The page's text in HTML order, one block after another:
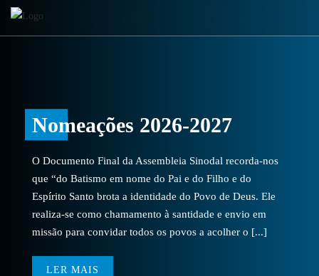
Nomeações 2026-2027
O Documento Final da Assembleia Sinodal recorda-nos
que “do Batismo em nome do Pai e do Filho e do
Espírito Santo brota a identidade do Povo de Deus. Ele
realiza-se como chamamento à santidade e envio em
missão para convidar todos os povos a acolher o [...]
LER MAIS